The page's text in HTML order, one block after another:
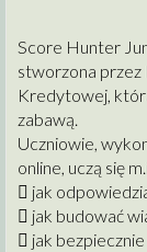
Score Hunter
stworzona
Kredytowej,
zabawą.
Uczniowie,
online, uczą się
 jak
 jak budować
 jak